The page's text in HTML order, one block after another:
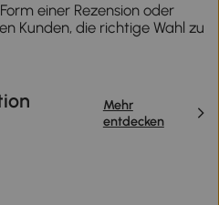
einer Rezension oder
Kunden, die richtige Wahl zu
Mehr
entdecken